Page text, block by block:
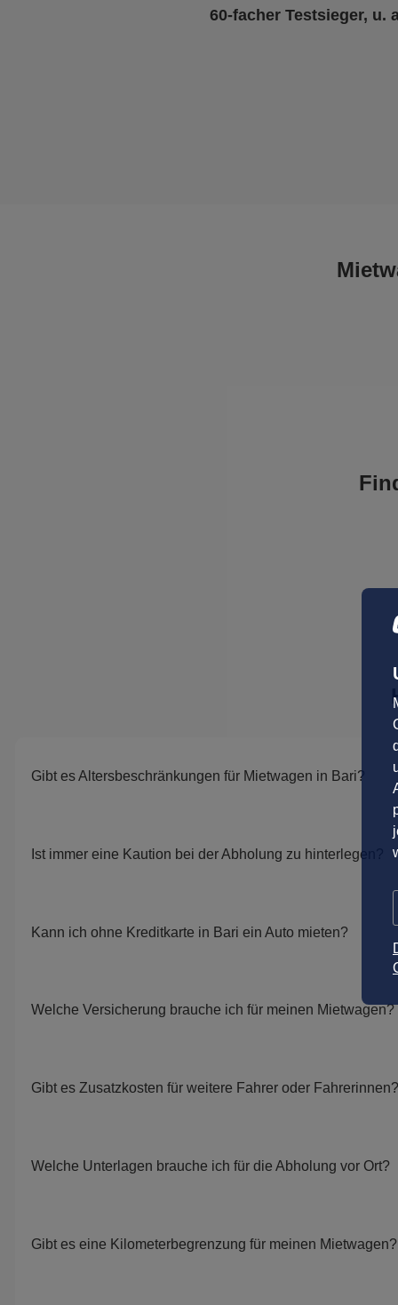
60-facher Testsieger, u.
Gibt es Altersbeschränkungen für Mietwagen in Bari?
Ist immer eine Kaution bei der Abholung zu hinterlegen?
Kann ich ohne Kreditkarte in Bari ein Auto mieten?
Welche Versicherung brauche ich für meinen Mietwagen?
Gibt es Zusatzkosten für weitere Fahrer oder Fahrerinnen?
Welche Unterlagen brauche ich für die Abholung vor Ort?
Gibt es eine Kilometerbegrenzung für meinen Mietwagen?